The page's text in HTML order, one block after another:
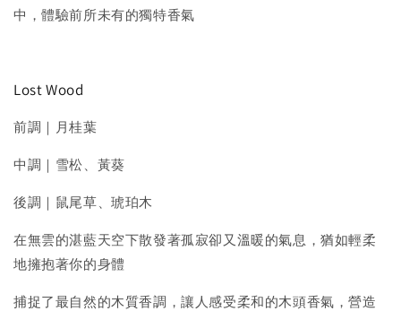
中，體驗前所未有的獨特香氣
Lost Wood
前調｜月桂葉
中調｜雪松、黃葵
後調｜鼠尾草、琥珀木
在無雲的湛藍天空下散發著孤寂卻又溫暖的氣息，猶如輕柔
地擁抱著你的身體
捕捉了最自然的木質香調，讓人感受柔和的木頭香氣，營造